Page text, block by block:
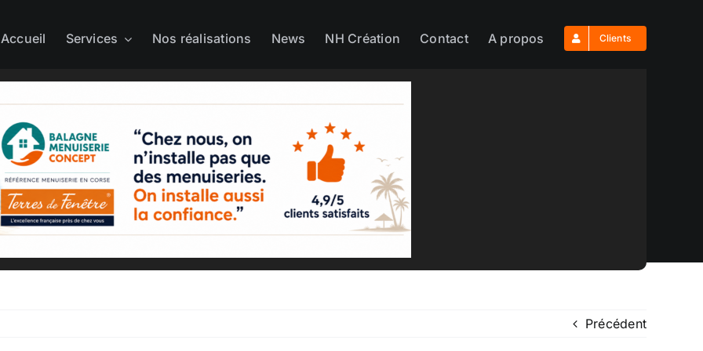
Accueil Services Nos réalisations News NH Création Contact A propos Clients
Précédent